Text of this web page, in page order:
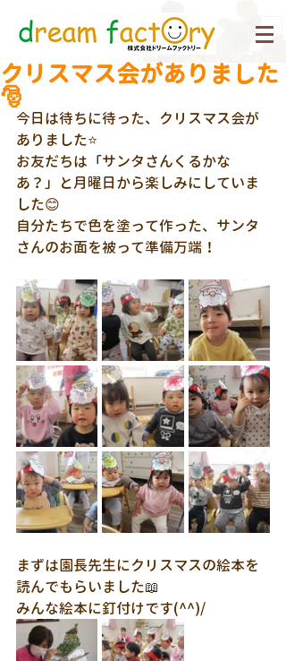
クリスマス会がありました
🎅
今日は待ちに待った、クリスマス会が
ありました⭐
お友だちは「サンタさんくるかな
あ？」と月曜日から楽しみにしていま
した😊
自分たちで色を塗って作った、サンタ
さんのお面を被って準備万端！
まずは園長先生にクリスマスの絵本を
読んでもらいました📖
みんな絵本に釘付けです(^^)/